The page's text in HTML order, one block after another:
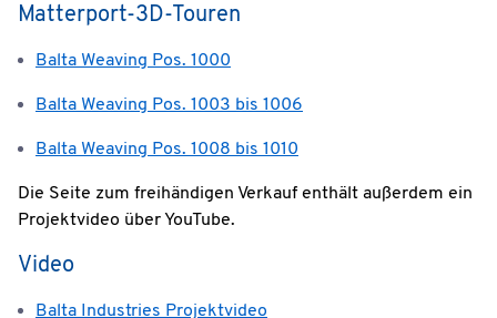
Matterport-3D-Touren
Balta Weaving Pos. 1000
Balta Weaving Pos. 1003 bis 1006
Balta Weaving Pos. 1008 bis 1010
Die Seite zum freihändigen Verkauf enthält außerdem ein
Projektvideo über YouTube.
Video
Balta Industries Projektvideo